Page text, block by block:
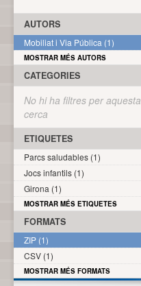
AUTORS
Mobiliat i Via Pública (1)
MOSTRAR MÉS AUTORS
CATEGORIES
No hi ha filtres per aquesta
cerca
ETIQUETES
Parcs saludables (1)
Jocs infantils (1)
Girona (1)
MOSTRAR MÉS ETIQUETES
FORMATS
ZIP (1)
CSV (1)
MOSTRAR MÉS FORMATS